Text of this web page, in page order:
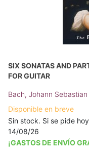
SIX SONATAS AND
FOR GUITAR
Bach, Johann Sebastian
Disponible en breve
Sin stock. Si se pide
14/08/26
¡GASTOS DE ENVÍO